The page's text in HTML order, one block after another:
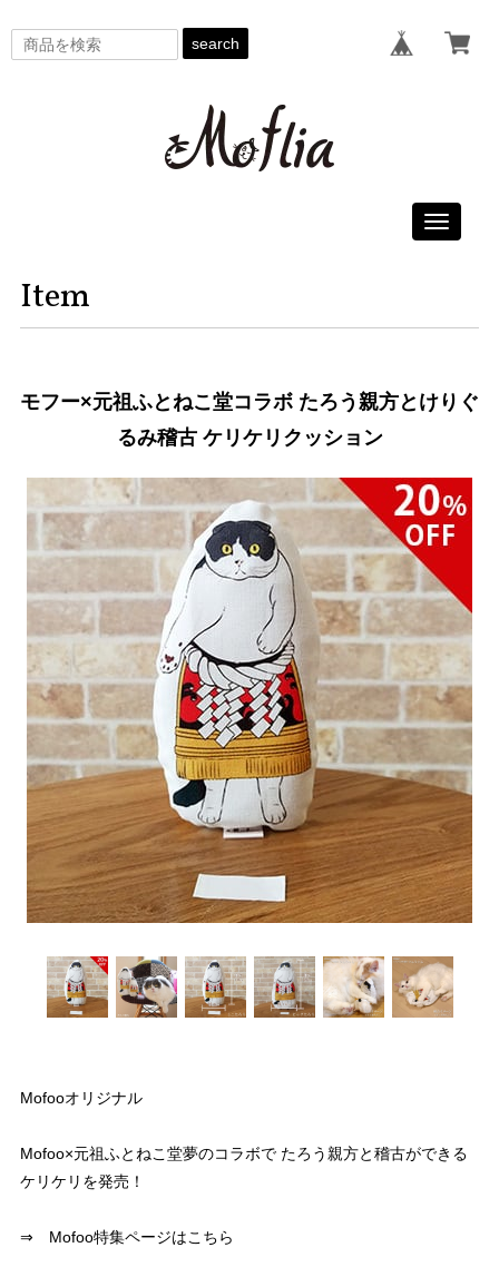
search
Toggle
Item
モフー×元祖ふとねこ堂コラボ たろう親方とけりぐ
るみ稽古 ケリケリクッション
Mofooオリジナル
Mofoo×元祖ふとねこ堂夢のコラボで たろう親方と稽古ができる
ケリケリを発売！
⇒ Mofoo特集ページはこちら